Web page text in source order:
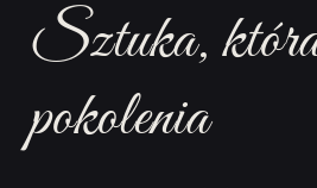
Sztuka,
pokolenia